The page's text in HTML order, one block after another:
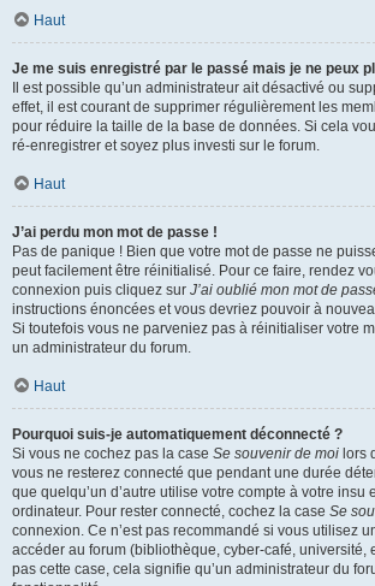
Haut
Je me suis enregistré par le passé mais je ne peux
Il est possible qu’un administrateur ait désactivé ou
effet, il est courant de supprimer régulièrement les
pour réduire la taille de la base de données. Si cela
ré-enregistrer et soyez plus investi sur le forum.
Haut
J’ai perdu mon mot de passe !
Pas de panique ! Bien que votre mot de passe ne
peut facilement être réinitialisé. Pour ce faire, rendez
connexion puis cliquez sur J’ai oublié mon mot de
instructions énoncées et vous devriez pouvoir à
Si toutefois vous ne parveniez pas à réinitialiser votre
un administrateur du forum.
Haut
Pourquoi suis-je automatiquement déconnecté ?
Si vous ne cochez pas la case Se souvenir de moi lors
vous ne resterez connecté que pendant une durée
que quelqu’un d’autre utilise votre compte à votre insu
ordinateur. Pour rester connecté, cochez la case Se
connexion. Ce n’est pas recommandé si vous utilisez
accéder au forum (bibliothèque, cyber-café, université,
pas cette case, cela signifie qu’un administrateur du